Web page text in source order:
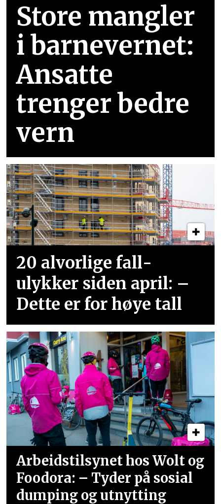
Store mangler
i barnevernet:
Ansatte
trenger bedre
vern
20 alvorlige fall­
ulykker siden april: –
Dette er for høye tall
Arbeidstilsynet hos Wolt og
Foodora: – Tyder på sosial
dumping og utnytting